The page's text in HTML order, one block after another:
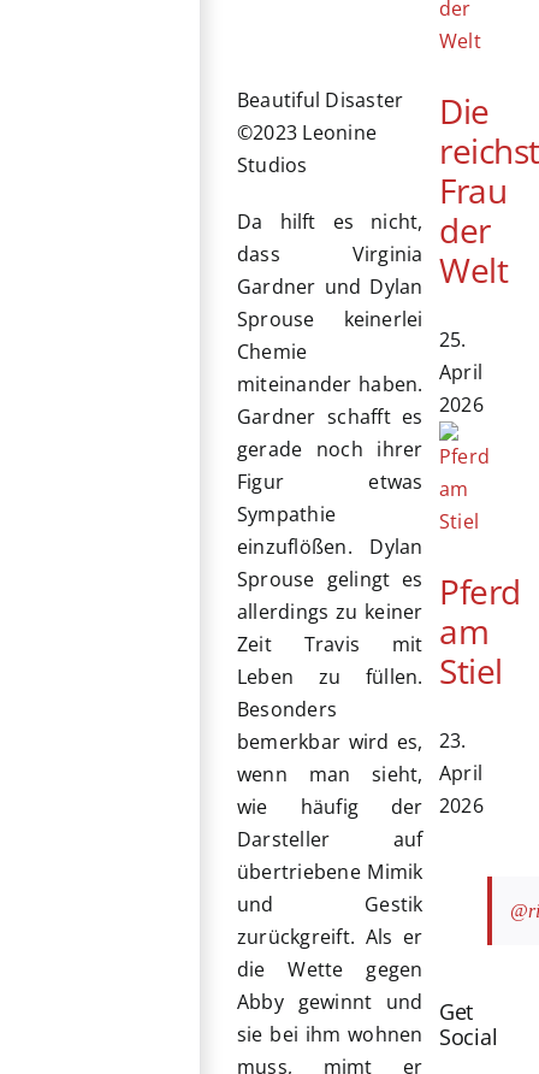
Beautiful Disaster
©2023 Leonine
Studios
Da hilft es nicht,
dass Virginia
Gardner und Dylan
Sprouse keinerlei
Chemie
miteinander haben.
Gardner schafft es
gerade noch ihrer
Figur etwas
Sympathie
einzuflößen. Dylan
Sprouse gelingt es
allerdings zu keiner
Zeit Travis mit
Leben zu füllen.
Besonders
bemerkbar wird es,
wenn man sieht,
wie häufig der
Darsteller auf
übertriebene Mimik
und Gestik
zurückgreift. Als er
die Wette gegen
Abby gewinnt und
sie bei ihm wohnen
muss, mimt er
Die
Frau
der
Welt
25.
April
2026
Pferd
am
Stiel
23.
April
2026
Get
Social